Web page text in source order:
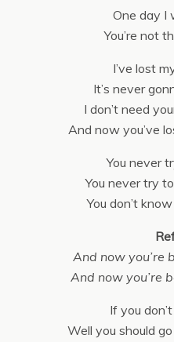
One day I
You’re not
I’ve lost
It’s never
I don’t need
And now you’ve
You never
You never try
You don’t
And now you’re
And now you’re
If you
Well you should